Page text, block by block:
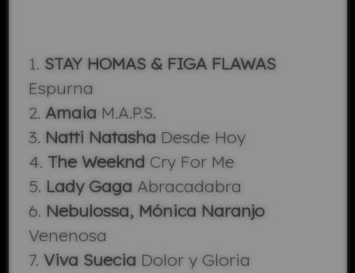
1. STAY HOMAS & FIGA FLAWAS
Espurna
2. Amaia M.A.P.S.
3. Natti Natasha Desde Hoy
4. The Weeknd Cry For Me
5. Lady Gaga Abracadabra
6. Nebulossa, Mónica Naranjo
Venenosa
7. Viva Suecia Dolor y Gloria